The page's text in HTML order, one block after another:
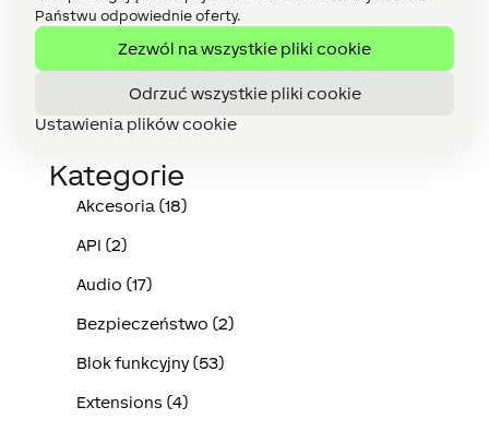
Państwu odpowiednie oferty.
Zezwól na wszystkie pliki cookie
Odrzuć wszystkie pliki cookie
Ustawienia plików cookie
Kategorie
Akcesoria (18)
API (2)
Audio (17)
Bezpieczeństwo (2)
Blok funkcyjny (53)
Extensions (4)